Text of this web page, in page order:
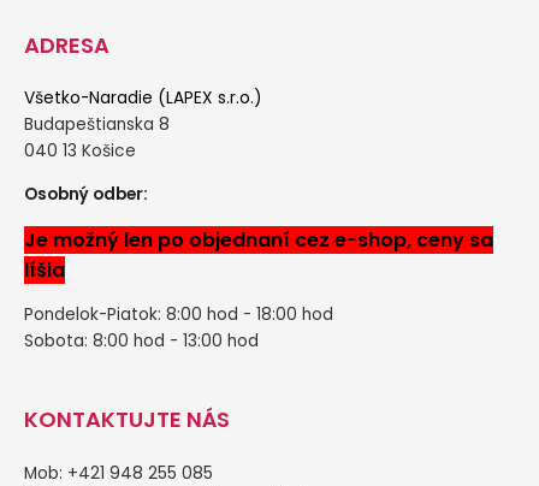
ADRESA
Všetko-Naradie (LAPEX s.r.o.)
Budapeštianska 8
040 13 Košice
Osobný odber:
Je možný len po objednaní cez e-shop, ceny sa
líšia
Pondelok-Piatok: 8:00 hod - 18:00 hod
Sobota: 8:00 hod - 13:00 hod
KONTAKTUJTE NÁS
Mob: +421 948 255 085